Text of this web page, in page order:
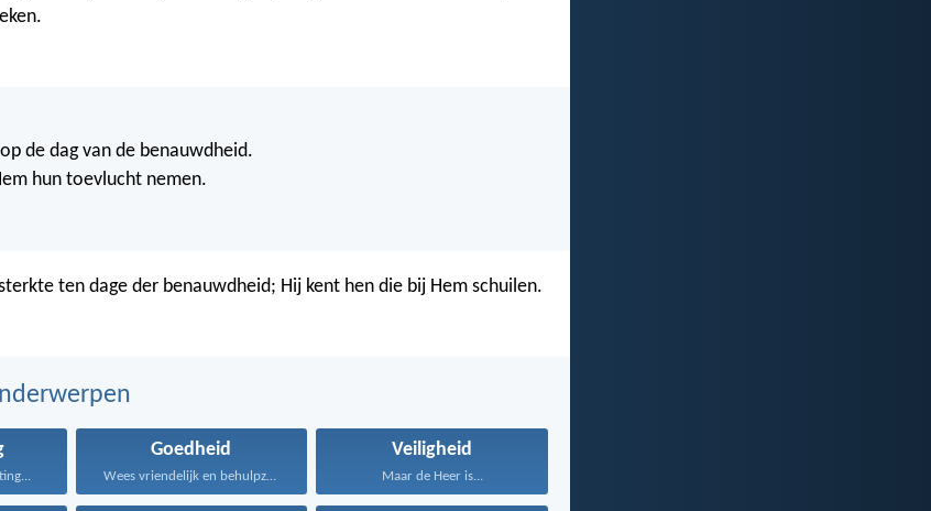
de dag van de benauwdheid.
hun toevlucht nemen.
ten dage der benauwdheid; Hij kent hen die bij Hem schuilen.
Goedheid
Wees vriendelijk en behulpzaam...
Veiligheid
Maar de Heer is...